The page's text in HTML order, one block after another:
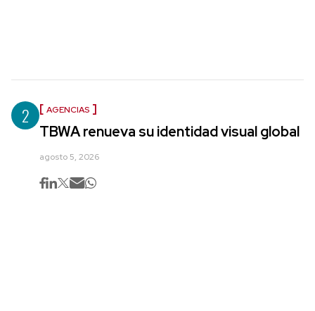
2 AGENCIAS
TBWA renueva su identidad visual global
agosto 5, 2026